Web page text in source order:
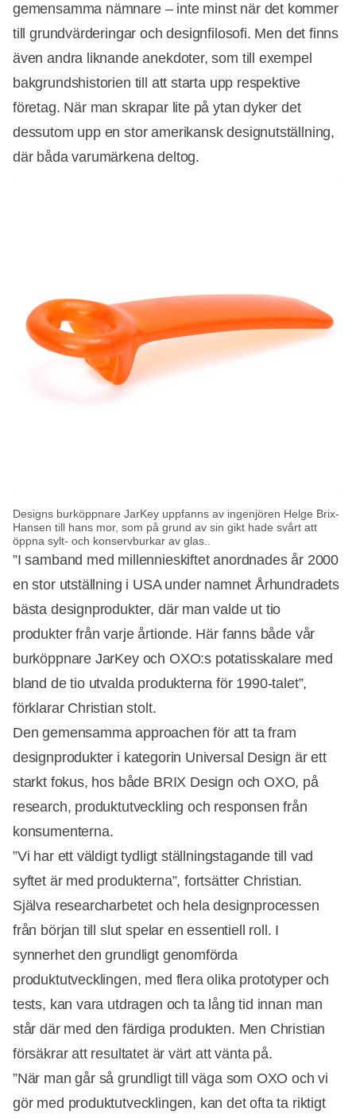
gemensamma nämnare – inte minst när det kommer
till grundvärderingar och designfilosofi. Men det finns
även andra liknande anekdoter, som till exempel
bakgrundshistorien till att starta upp respektive
företag. När man skrapar lite på ytan dyker det
dessutom upp en stor amerikansk designutställning,
där båda varumärkena deltog.
Designs burköppnare JarKey uppfanns av ingenjören Helge Brix-
Hansen till hans mor, som på grund av sin gikt hade svårt att
öppna sylt- och konservburkar av glas..
”I samband med millennieskiftet anordnades år 2000
en stor utställning i USA under namnet Århundradets
bästa designprodukter, där man valde ut tio
produkter från varje årtionde. Här fanns både vår
burköppnare JarKey och OXO:s potatisskalare med
bland de tio utvalda produkterna för 1990-talet”,
förklarar Christian stolt.
Den gemensamma approachen för att ta fram
designprodukter i kategorin Universal Design är ett
starkt fokus, hos både BRIX Design och OXO, på
research, produktutveckling och responsen från
konsumenterna.
”Vi har ett väldigt tydligt ställningstagande till vad
syftet är med produkterna”, fortsätter Christian.
Själva researcharbetet och hela designprocessen
från början till slut spelar en essentiell roll. I
synnerhet den grundligt genomförda
produktutvecklingen, med flera olika prototyper och
tests, kan vara utdragen och ta lång tid innan man
står där med den färdiga produkten. Men Christian
försäkrar att resultatet är värt att vänta på.
”När man går så grundligt till väga som OXO och vi
gör med produktutvecklingen, kan det ofta ta riktigt